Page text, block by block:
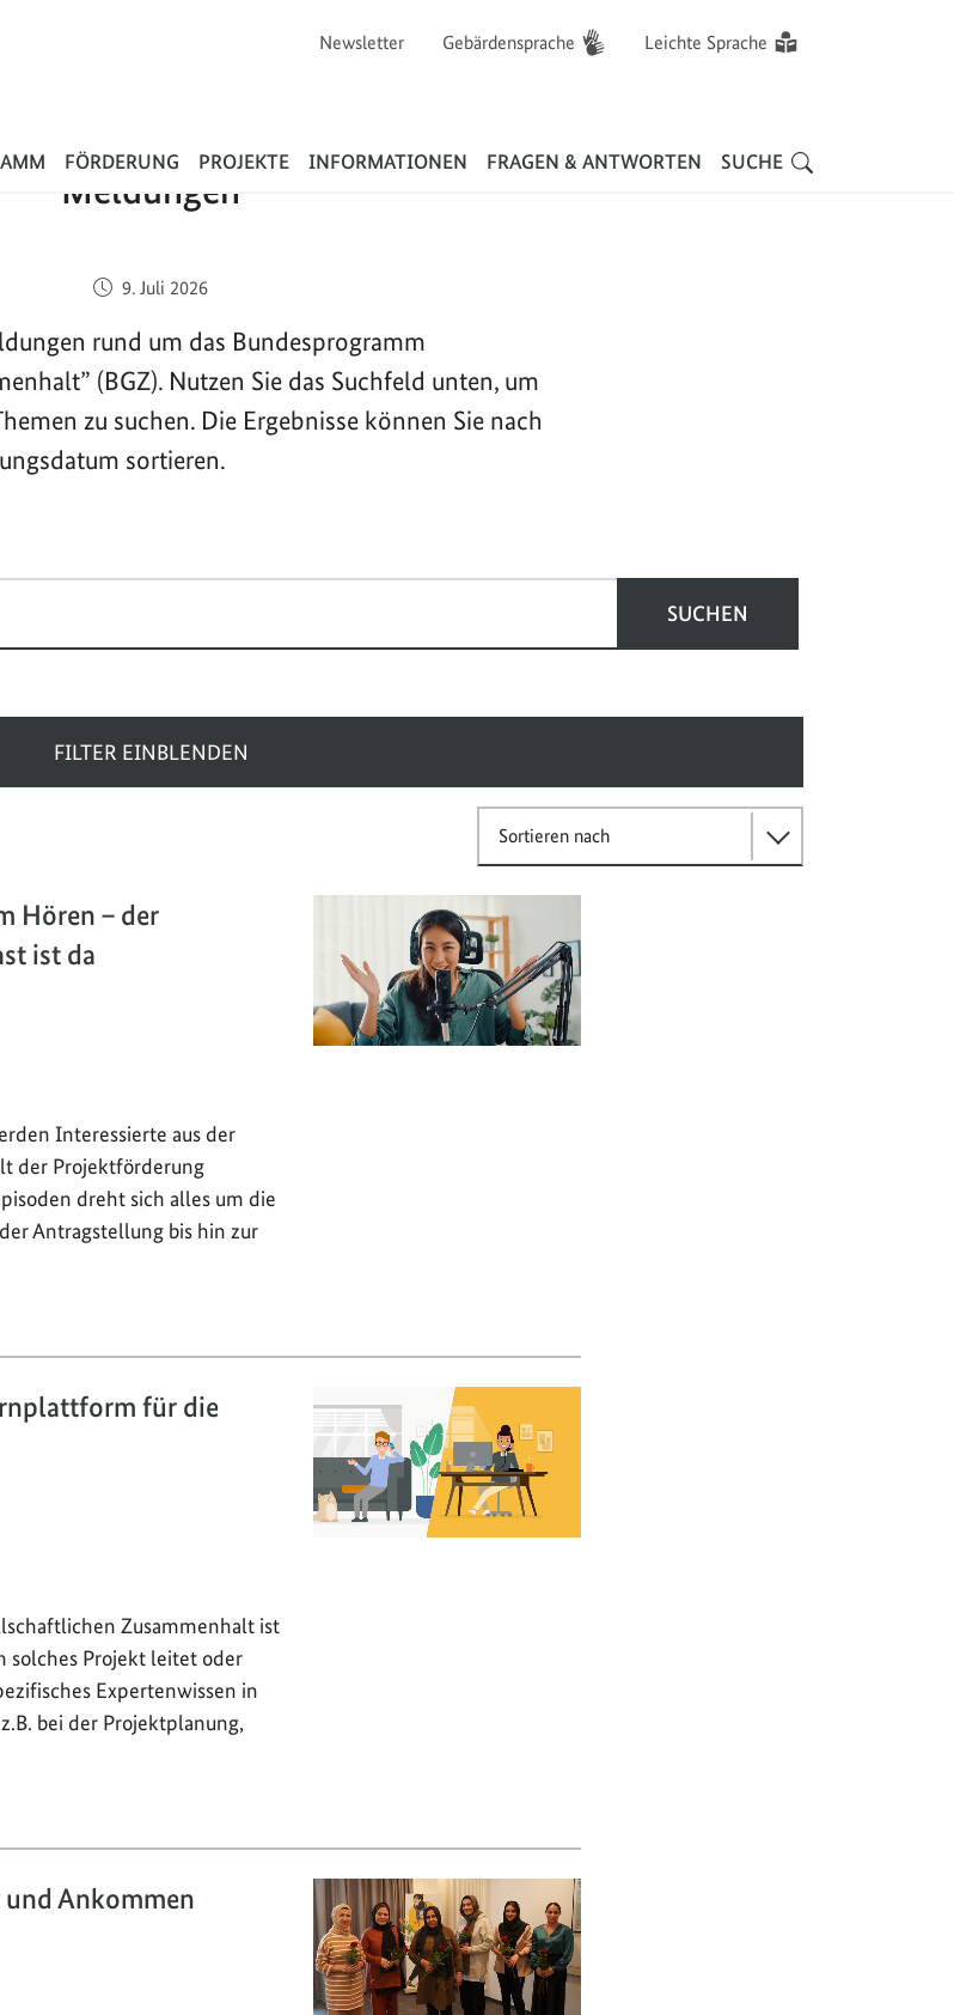
Newsletter Gebärdensprache Leichte Sprache
FÖRDERUNG PROJEKTE INFORMATIONEN FRAGEN & ANTWORTEN SUCHE
Meldungen
Veröffentlicht am:
9. Juli 2026
rund um das Bundesprogramm
(BGZ). Nutzen Sie das Suchfeld unten, um
zu suchen. Die Ergebnisse können Sie nach
sortieren.
SUCHEN
FILTER EINBLENDEN
Sortieren nach
Hören – der
ist da
Interessierte aus der
der Projektförderung
dreht sich alles um die
Antragstellung bis hin zur
für die
Zusammenhalt ist
solches Projekt leitet oder
Expertenwissen in
bei der Projektplanung,
Ankommen